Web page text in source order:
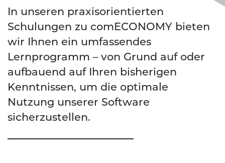
In unseren praxisorientierten
Schulungen zu comECONOMY bieten
wir Ihnen ein umfassendes
Lernprogramm – von Grund auf oder
aufbauend auf Ihren bisherigen
Kenntnissen, um die optimale
Nutzung unserer Software
sicherzustellen.